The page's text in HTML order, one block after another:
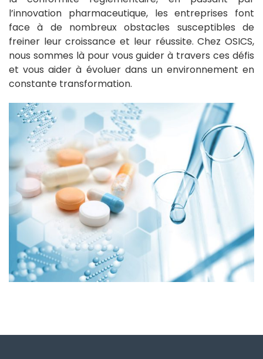
l’innovation pharmaceutique, les entreprises font
face à de nombreux obstacles susceptibles de
freiner leur croissance et leur réussite. Chez OSICS,
nous sommes là pour vous guider à travers ces défis
et vous aider à évoluer dans un environnement en
constante transformation.